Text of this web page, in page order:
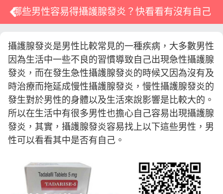
哪些男性容易得攝護腺發炎？快看看有沒有自己
攝護腺發炎是男性比較常見的一種疾病，大多數男性
因為生活中一些不良的習慣導致自己出現急性攝護腺
發炎，而在發生急性攝護腺發炎的時候又因為沒有及
時治療而拖延成慢性攝護腺發炎，慢性攝護腺發炎的
發生對於男性的身體以及生活來說影響是比較大的。
所以在生活中有很多男性也擔心自己容易出現攝護腺
發炎，其實，攝護腺發炎容易找上以下這些男性，男
性可以看看其中是否有自己。